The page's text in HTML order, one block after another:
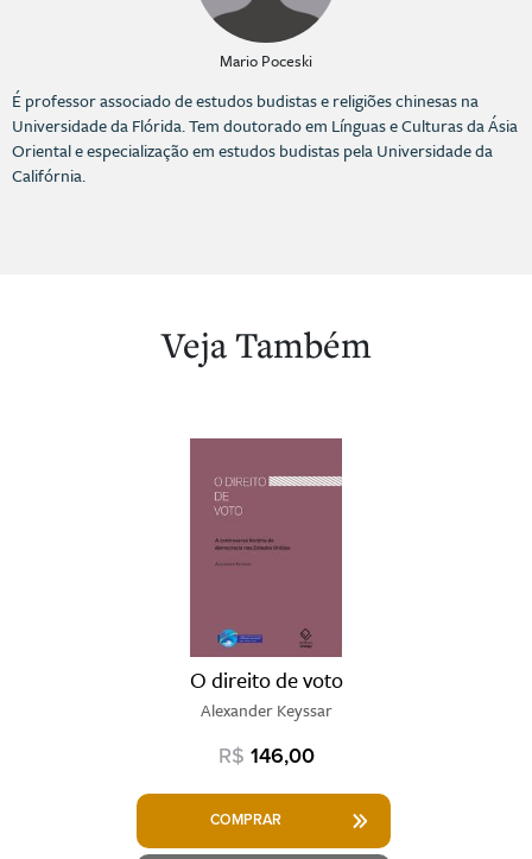
Mario Poceski
É professor associado de estudos budistas e religiões chinesas na
Universidade da Flórida. Tem doutorado em Línguas e Culturas da Ásia
Oriental e especialização em estudos budistas pela Universidade da
Califórnia.
Veja Também
O direito de voto
Alexander Keyssar
R$ 146,00
COMPRAR